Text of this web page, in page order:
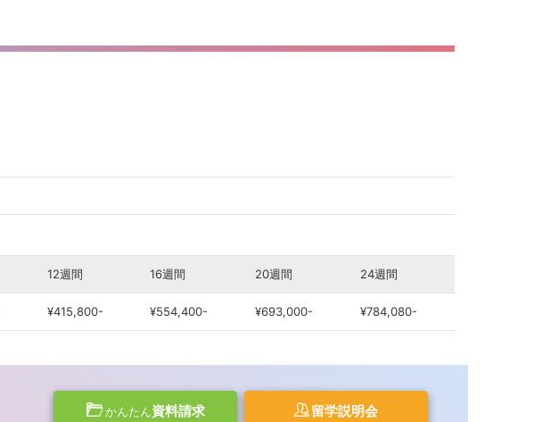
12週間 16週間 20週間 24週間
¥415,800- ¥554,400- ¥693,000- ¥784,080-
かんたん資料請求 留学説明会